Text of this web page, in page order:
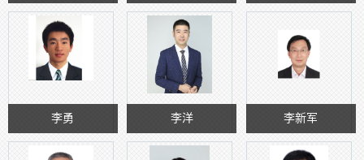
李勇 李洋 李新军